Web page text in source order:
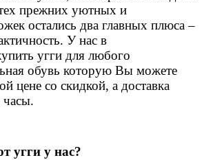
прежних уютных и
остались два главных плюса –
У нас в
угги для любого
обувь которую Вы можете
цене со скидкой, а доставка
часы.
угги у нас?